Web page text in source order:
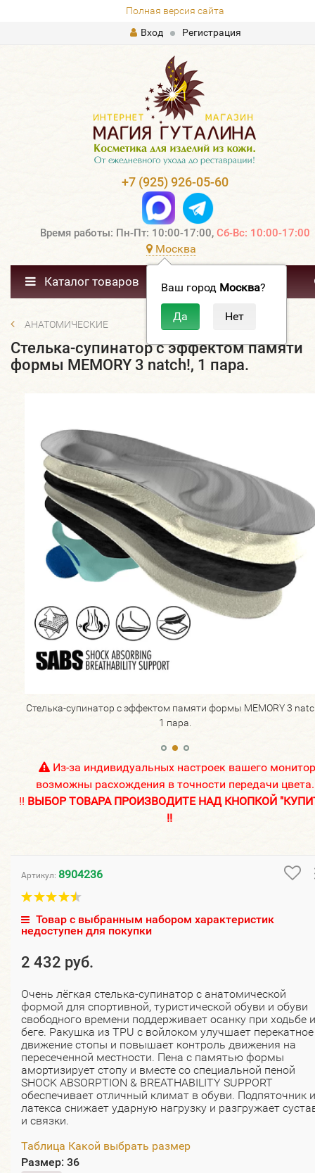
Полная версия сайта
Вход
Регистрация
+7 (925) 926-05-60
Время работы: Пн-Пт: 10:00-17:00, Сб-Вс: 10:00-17:00
Москва
Ваш город Москва?
Каталог товаров
АНАТОМИЧЕСКИЕ
Стелька-супинатор с эффектом памяти
формы MEMORY 3 natch!, 1 пара.
Стелька-супинатор с эффектом памяти формы MEMORY 3
1 пара.
Из-за индивидуальных настроек вашего
возможны расхождения в точности передачи цвета.
!! ВЫБОР ТОВАРА ПРОИЗВОДИТЕ НАД КНОПКОЙ
!!
Артикул: 8904236
Товар с выбранным набором характеристик
недоступен для покупки
2 432 руб.
Очень лёгкая стелька-супинатор с анатомической
формой для спортивной, туристической обуви и обуви
свободного времени поддерживает осанку при ходьбе и
беге. Ракушка из TPU с войлоком улучшает перекатное
движение стопы и повышает контроль движения на
пересеченной местности. Пена с памятью формы
амортизирует стопу и вместе со специальной пеной
SHOCK ABSORPTION & BREATHABILITY SUPPORT
обеспечивает отличный климат в обуви. Подпяточник
латекса снижает ударную нагрузку и разгружает
и связки.
Таблица Какой выбрать размер
Размер: 36